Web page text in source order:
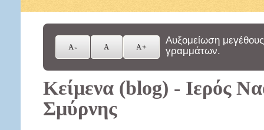
Αυξομείωση μεγέθους
γραμμάτων.
Κείμενα (blog) - Ιερός
Σμύρνης